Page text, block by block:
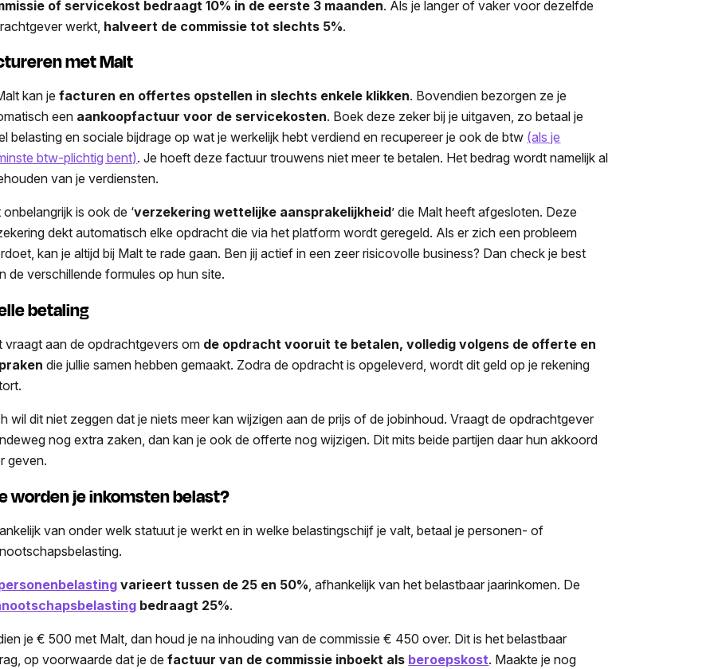
of servicekost bedraagt 10% in de eerste 3 maanden. Als je langer of vaker voor dezelfde
werkt, halveert de commissie tot slechts 5%.
met Malt
kan jefacturen en offertes opstellen in slechts enkele klikken. Bovendien bezorgen ze je
een aankoopfactuur voor de servicekosten. Boek deze zeker bij je uitgaven, zo betaal je
belasting en sociale bijdrage op wat je werkelijk hebt verdiend en recupereer je ook de btw (als je
btw-plichtig bent). Je hoeft deze factuur trouwens niet meer te betalen. Het bedrag wordt namelijk al
van je verdiensten.
onbelangrijk is ook de ‘verzekering wettelijke aansprakelijkheid’ die Malt heeft afgesloten. Deze
dekt automatisch elke opdracht die via het platform wordt geregeld. Als er zich een probleem
kan je altijd bij Malt te rade gaan. Ben jij actief in een zeer risicovolle business? Dan check je best
de verschillende formules op hun site.
betaling
vraagt aan de opdrachtgevers om de opdracht vooruit te betalen, volledig volgens de offerte en
die jullie samen hebben gemaakt. Zodra de opdracht is opgeleverd, wordt dit geld op je rekening
wil dit niet zeggen dat je niets meer kan wijzigen aan de prijs of de jobinhoud. Vraagt de opdrachtgever
nog extra zaken, dan kan je ook de offerte nog wijzigen. Dit mits beide partijen daar hun akkoord
geven.
worden je inkomsten belast?
van onder welk statuut je werkt en in welke belastingschijf je valt, betaal je personen- of
varieert tussen de 25 en 50%, afhankelijk van het belastbaar jaarinkomen. De
bedraagt 25%.
je € 500 met Malt, dan houd je na inhouding van de commissie € 450 over. Dit is het belastbaar
op voorwaarde dat je de factuur van de commissie inboekt als beroepskost. Maakte je nog